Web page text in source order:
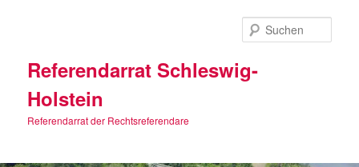
Referendarrat Schleswig-
Holstein
Referendarrat der Rechtsreferendare